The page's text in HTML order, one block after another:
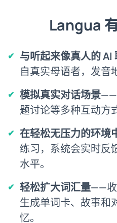
Langua
与听起来像真人的 AI
自真实母语者，发音
模拟真实对话场景——
题讨论等多种互动方
在轻松无压力的环境
练习，系统会实时反
水平。
轻松扩大词汇量——收
生成单词卡、故事和
忆。